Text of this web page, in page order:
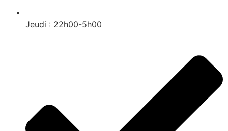
Jeudi : 22h00-5h00